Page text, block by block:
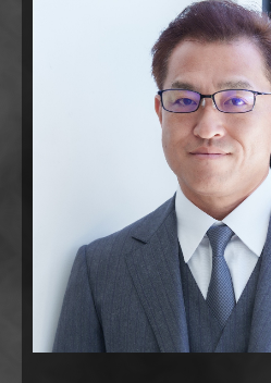
建築のセカンドオピニオン
採用情報
お問合せ
なかわファーム